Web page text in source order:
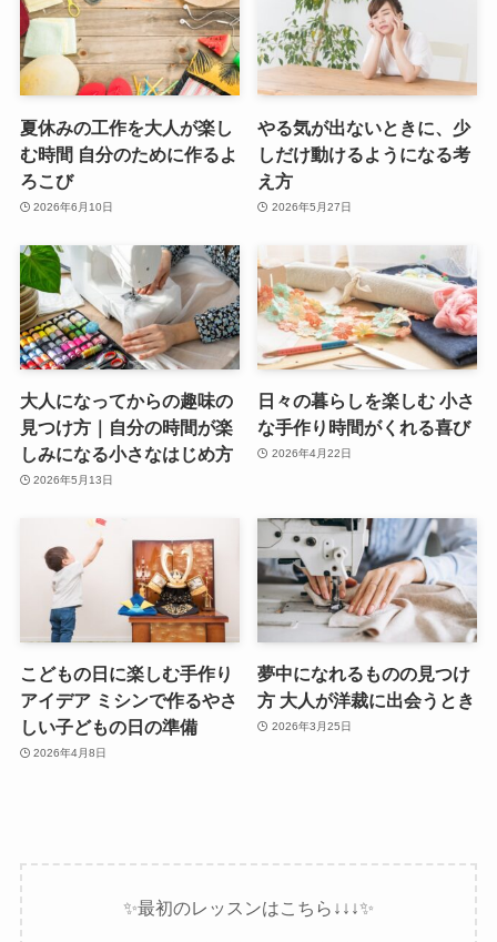
夏休みの工作を大人が楽し
む時間 自分のために作るよ
ろこび
2026年6月10日
やる気が出ないときに、少
しだけ動けるようになる考
え方
2026年5月27日
大人になってからの趣味の
見つけ方｜自分の時間が楽
しみになる小さなはじめ方
2026年5月13日
日々の暮らしを楽しむ 小さ
な手作り時間がくれる喜び
2026年4月22日
こどもの日に楽しむ手作り
アイデア ミシンで作るやさ
しい子どもの日の準備
2026年4月8日
夢中になれるものの見つけ
方 大人が洋裁に出会うとき
2026年3月25日
✨最初のレッスンはこちら↓↓↓✨